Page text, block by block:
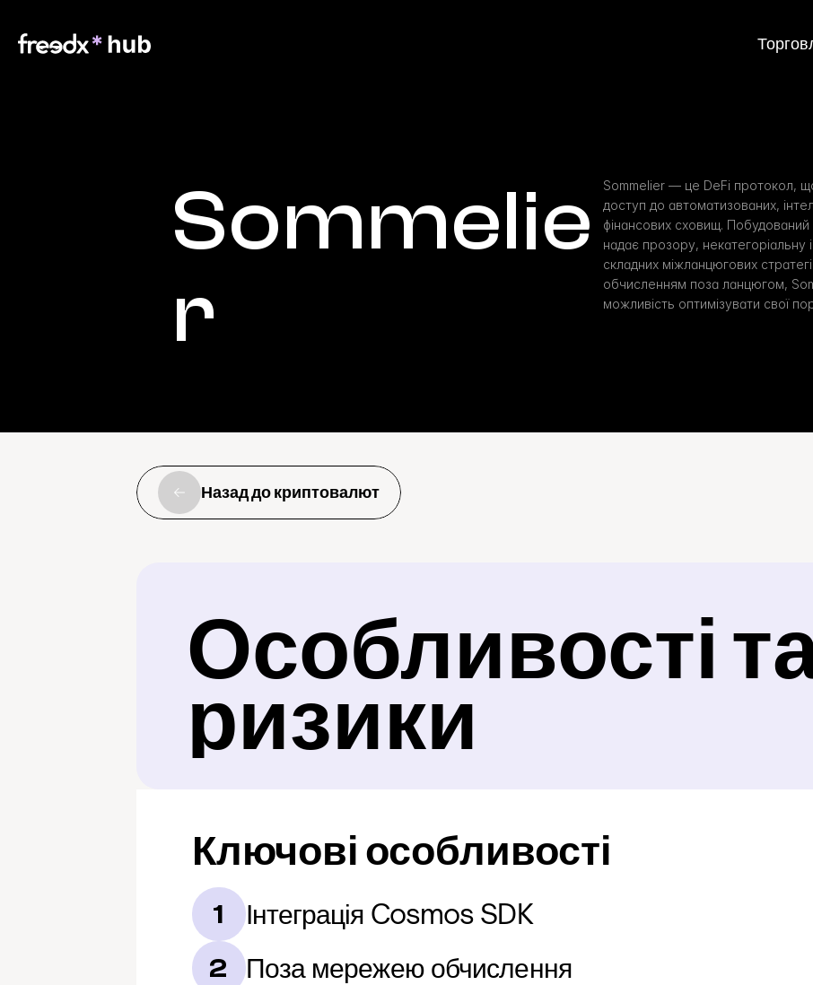
Sommelie
r
Sommelier — це DeFi протокол,
доступ до автоматизованих,
фінансових сховищ.
надає прозору, некатегоріальну
складних міжланцюгових
обчисленням поза ланцюгом,
можливість оптимізувати свої
Назад до криптовалют
Особливості
ризики
Ключові особливості
1 Інтеграція Cosmos SDK
2 Поза мережею обчислення